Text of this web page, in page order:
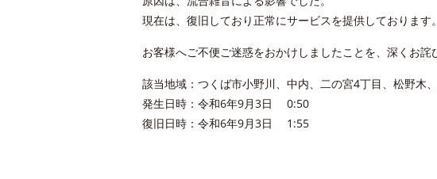
現在は、復旧しており正常にサービスを提供しております。
お客様へご不便ご迷惑をおかけしましたことを、深くお詫
該当地域：つくば市小野川、中内、二の宮4丁目、松野木
発生日時：令和6年9月3日 0:50
復旧日時：令和6年9月3日 1:55